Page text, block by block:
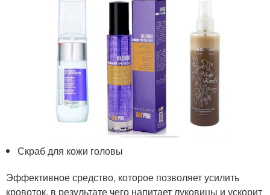
Скраб для кожи головы
Эффективное средство, которое позволяет усилить
кровоток, в результате чего напитает луковицы и ускорит